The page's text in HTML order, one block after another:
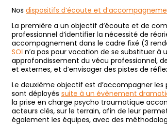
Nos dispositifs d’écoute et
La première a un objectif d’écoute et de
professionnel d’identifier la nécessité de
accompagnement dans le cadre fixé (3
SOI n’a pas pour vocation de se substituer
approfondissement du vécu professionnel,
et externes, et d’envisager des pistes de
Le deuxième objectif est d’accompagner
sont déployés suite à un évènement
la prise en charge psycho traumatique
acteurs clés, sur le terrain, afin de leur
également les équipes, avec des